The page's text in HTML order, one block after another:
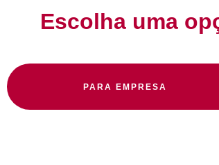
Escolha uma
PARA EMPRESA